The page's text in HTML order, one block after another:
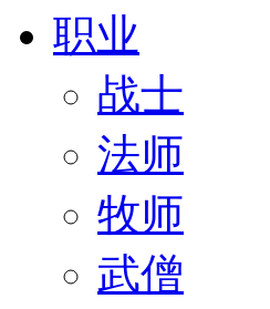
职业
战士
法师
牧师
武僧